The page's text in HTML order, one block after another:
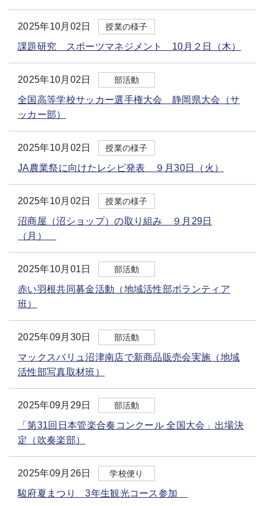
2025年10月02日 授業の様子
課題研究 スポーツマネジメント 10月２日（木）
2025年10月02日 部活動
全国高等学校サッカー選手権大会 静岡県大会（サ
ッカー部）
2025年10月02日 授業の様子
JA農業祭に向けたレシピ発表 ９月30日（火）
2025年10月02日 授業の様子
沼商屋（沼ショップ）の取り組み ９月29日
（月）
2025年10月01日 部活動
赤い羽根共同募金活動（地域活性部ボランティア
班）
2025年09月30日 部活動
マックスバリュ沼津南店で新商品販売会実施（地域
活性部写真取材班）
2025年09月29日 部活動
「第31回日本管楽合奏コンクール 全国大会」出場決
定（吹奏楽部）
2025年09月26日 学校便り
駿府夏まつり 3年生観光コース参加